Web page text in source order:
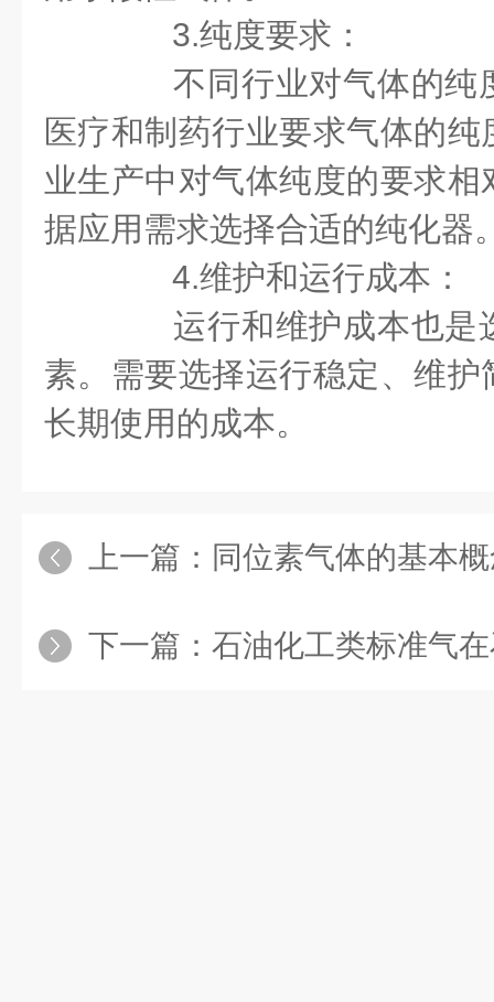
3.纯度要求：
不同行业对气体的纯
医疗和制药行业要求气体的
业生产中对气体纯度的要求
据应用需求选择合适的纯化器
4.维护和运行成本：
运行和维护成本也是
素。需要选择运行稳定、维
长期使用的成本。
上一篇： 同位素气体的基本
下一篇： 石油化工类标准气在石